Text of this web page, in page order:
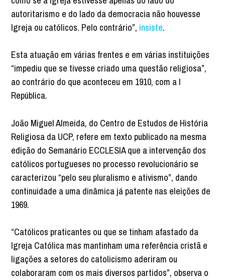
autoritarismo e do lado da democracia não houvesse
Igreja ou católicos. Pelo contrário”, insiste.
Esta atuação em várias frentes e em várias instituições
“impediu que se tivesse criado uma questão religiosa”,
ao contrário do que aconteceu em 1910, com a I
República.
João Miguel Almeida, do Centro de Estudos de História
Religiosa da UCP, refere em texto publicado na mesma
edição do Semanário ECCLESIA que a intervenção dos
católicos portugueses no processo revolucionário se
caracterizou “pelo seu pluralismo e ativismo”, dando
continuidade a uma dinâmica já patente nas eleições de
1969.
“Católicos praticantes ou que se tinham afastado da
Igreja Católica mas mantinham uma referência cristã e
ligações a setores do catolicismo aderiram ou
colaboraram com os mais diversos partidos”, observa o